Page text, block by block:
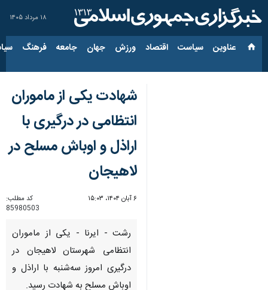
۱۸ مرداد ۱۴۰۵
عناوین‌ سیاست اقتصاد ورزش جهان جامعه فرهنگ
شهادت یکی از ماموران
انتظامی در درگیری با
اراذل و اوباش مسلح در
لاهیجان
۶ آبان ۱۴۰۴، ۱۵:۰۳
کد مطلب:
85980503
رشت - ایرنا - یکی از ماموران
انتظامی شهرستان لاهیجان در
درگیری امروز سه‌شنبه با اراذل و
اوباش مسلح به شهادت رسید.